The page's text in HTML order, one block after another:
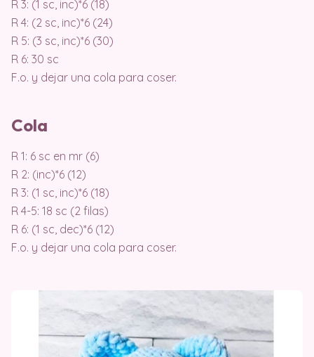
R 3: (1 sc, inc)*6 (18)
R 4: (2 sc, inc)*6 (24)
R 5: (3 sc, inc)*6 (30)
R 6: 30 sc
F.o. y dejar una cola para coser.
Cola
R 1: 6 sc en mr (6)
R 2: (inc)*6 (12)
R 3: (1 sc, inc)*6 (18)
R 4-5: 18 sc (2 filas)
R 6: (1 sc, dec)*6 (12)
F.o. y dejar una cola para coser.